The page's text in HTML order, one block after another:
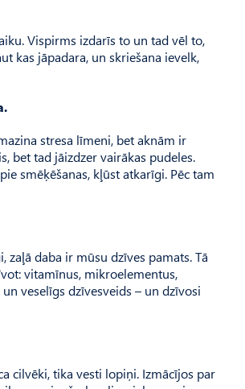
Vispirms izdarīs to un tad vēl to,
kas jāpadara, un skriešana ievelk,
stresa līmeni, bet aknām ir
bet tad jāizdzer vairākas pudeles.
smēķēšanas, kļūst atkarīgi. Pēc tam
daba ir mūsu dzīves pamats. Tā
vitamīnus, mikroelementus,
veselīgs dzīvesveids – un dzīvosi
cilvēki, tika vesti lopiņi. Izmācījos par